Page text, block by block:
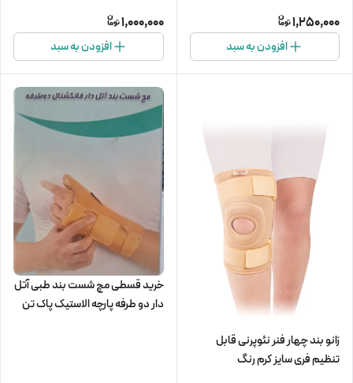
1,250,000
افزودن به سبد
1,000,000
افزودن به سبد
زانو بند چهار فنر نئوپرنی قابل
تنظیم فری سایز کرم رنگ
خرید قسطی مچ شست بند طبی آتل
دار دو طرفه پارچه الاستیک پاک تن